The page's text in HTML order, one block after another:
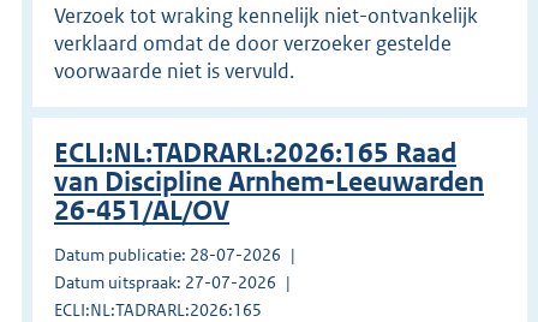
Verzoek tot wraking kennelijk niet-ontvankelijk
verklaard omdat de door verzoeker gestelde
voorwaarde niet is vervuld.
ECLI:NL:TADRARL:2026:165 Raad
van Discipline Arnhem-Leeuwarden
26-451/AL/OV
Datum publicatie: 28-07-2026
Datum uitspraak: 27-07-2026
ECLI:NL:TADRARL:2026:165